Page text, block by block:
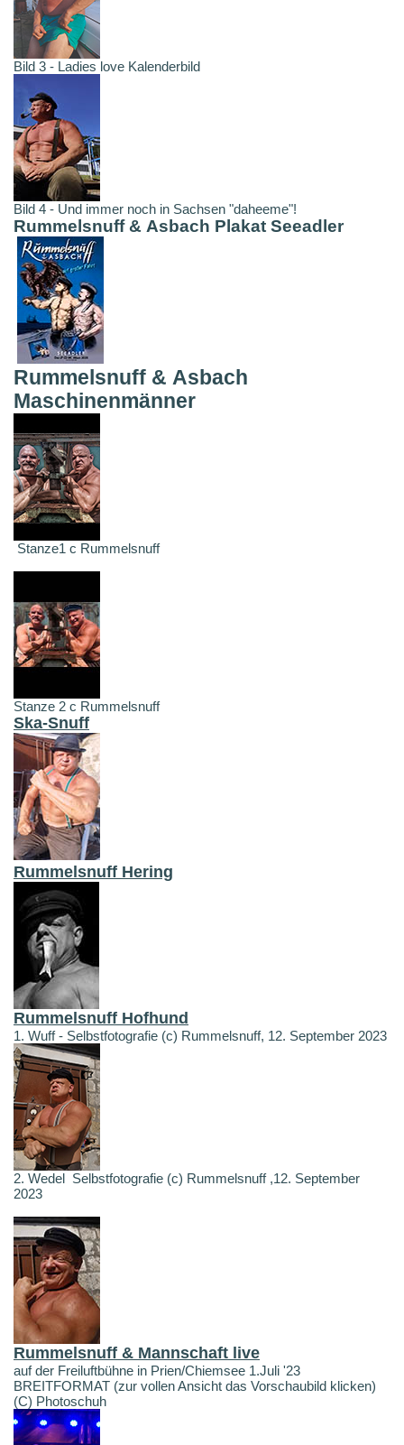
Bild 3 - Ladies love Kalenderbild
Bild 4 - Und immer noch in Sachsen "daheeme"!
Rummelsnuff & Asbach Plakat Seeadler
Rummelsnuff & Asbach
Maschinenmänner
Stanze1 c Rummelsnuff
Stanze 2 c Rummelsnuff
Ska-Snuff
Rummelsnuff Hering
Rummelsnuff Hofhund
1. Wuff - Selbstfotografie (c) Rummelsnuff, 12. September 2023
2. Wedel Selbstfotografie (c) Rummelsnuff ,12. September
2023
Rummelsnuff & Mannschaft live
auf der Freiluftbühne in Prien/Chiemsee 1.Juli '23
BREITFORMAT (zur vollen Ansicht das Vorschaubild klicken)
(C) Photoschuh